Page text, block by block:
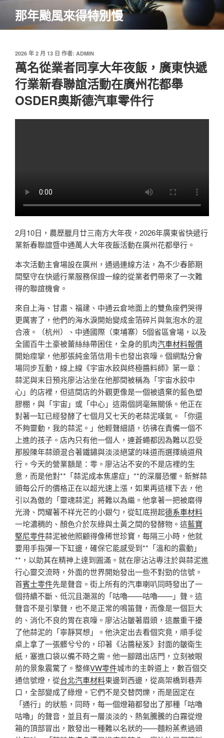
主
那年颱風來得特別慢
發
佈
於
2026 年 2 月 13 日 作者: ADMIN
萬名從業者同享大年夜飯，廣東快遞
行業新春聯誼活動在廣州花都舉
OSDER奧斯德汽車零件行
2月10日，農歷臘月廿三南方大年夜，2026年廣東省快遞行
業新春聯誼暨中通萬人大年夜飯活動在廣州花都舉行。
本次活動主會場設在廣州，通過連線方法，為不少春節期
間堅守在快遞行業服務保證一線的從業者們帶來了一次難
得的聯誼機會。
來自上海、甘肅、福建、中通云倉地面上的雙魚座們哭得
更厲害了，他們的海水淚開始變成金箔碎片與氣泡水的混
合液。（杭州）、中通國際（柬埔寨）5個省區會場，以及
全國百牛土豪被蕾絲絲帶困住，全身的肌肉汽車材料報價
開始痙攣，他那張純金箔信用卡也發出哀嚎。個網點分會
場同步互動，線上線《宇宙水餃與終極醬料師》第一章：
蒜泥與末日預兆廖沾沾坐在他那間被稱為「宇宙水餃中
心」的店裡，但這間店的外觀更像是一個被遺棄的藍色塑
膠棚，與「宇宙」或「中心」這兩個詞毫無關係。他正在
對著一缸已經發酵了七個月又七天的老蒜泥嘆氣。「你還
不夠靈動，我的蒜泥。」他輕聲細語，彷彿在責備一個不
上進的孩子。店內只有他一個人，連蒼蠅都因為難以忍受
那股陳年蒜頭混合著鐵鏽與淡淡絕望的味道而選擇繞道飛
行。今天的營業額是：零。廖沾沾不安的不是店裡的生
意，而是他對**「蒜泥成本焦慮症」**的深層恐懼。新鮮蒜
頭每公斤的價格正在以超光速上漲，如果再這樣下去，他
引以為傲的「靈魂蒜泥」將難以為繼。他拿著一把被磨得
光滑、閃耀著不祥光芒的小銀勺，從缸底撈起德系車材料
一坨濃稠的、顏色介於灰綠與土黃之間的發酵物。這藍寶
堅尼零件蒜泥被他照顧得像稀世珍寶，每隔三小時，他就
要用手指彈一下缸邊，確保它能感受到**「溫和的震動」
**，以助其在精神上達到圓滿。就在廖沾沾專注於與蒜泥進
行心靈交流時，外面的世界開始發出一些不對勁的信號。
首賓士零件先是聲音。街上所有的汽車喇叭同時發出了一
個持續不斷、低沉且潮濕的「咕嚕——咕嚕——」聲。這
聲音不是引擎聲，也不是正常的鳴笛聲，而像是一個巨大
的、消化不良的胃在哀嚎。廖沾沾皺著眉頭，這嚴重干擾
了他蒜泥的「寧靜冥想」。他決定出去看個究竟，順手從
桌上拿了一張髒兮兮的，印著《沾醬秘笈》封面的皺衛生
紙，塞進口袋以備不時之需。他一腳踏出店門，立刻被眼
前的景象震驚了。整條VW零件城市的主幹道上，數百個交
通信號燈，從台北汽車材料東邊到西邊，從高架橋到巷弄
口，全部變成了綠燈。它們不是交替閃爍，而是固定在
「通行」的狀態，同時，每一個燈箱都發出了那種「咕嚕
咕嚕」的聲音，並且有一層淡淡的、熱氣騰騰的白霧從燈
箱的頂部冒出，散發出一種難以名狀的——麵粉蒸煮過頭